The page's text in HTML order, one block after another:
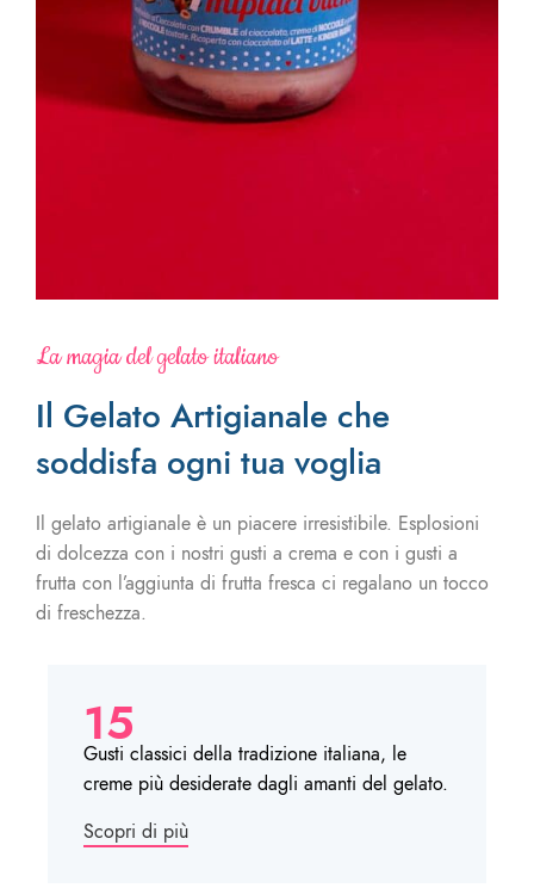
La magia del gelato italiano
Il Gelato Artigianale che
soddisfa ogni tua voglia
Il gelato artigianale è un piacere irresistibile. Esplosioni
di dolcezza con i nostri gusti a crema e con i gusti a
frutta con l’aggiunta di frutta fresca ci regalano un tocco
di freschezza.
15
Gusti classici della tradizione italiana, le
creme più desiderate dagli amanti del gelato.
Scopri di più